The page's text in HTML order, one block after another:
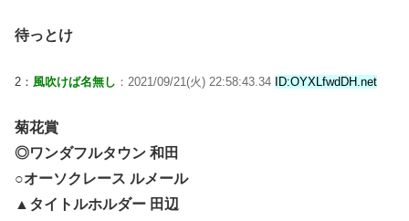
待っとけ
2： 風吹けば名無し ：2021/09/21(火) 22:58:43.34 ID:OYXLfwdDH.net
菊花賞
◎ワンダフルタウン 和田
○オーソクレース ルメール
▲タイトルホルダー 田辺